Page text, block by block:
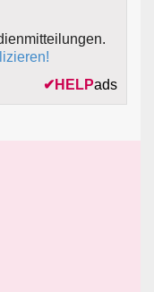
✔ HELPads